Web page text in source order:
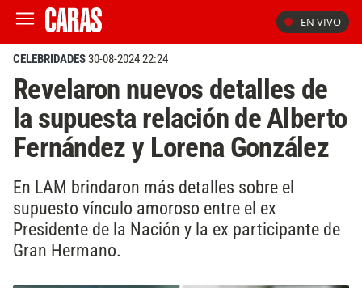
EN VIVO
CELEBRIDADES30-08-2024 22:24
Revelaron nuevos detalles de
la supuesta relación de Alberto
Fernández y Lorena González
En LAM brindaron más detalles sobre el
supuesto vínculo amoroso entre el ex
Presidente de la Nación y la ex participante de
Gran Hermano.